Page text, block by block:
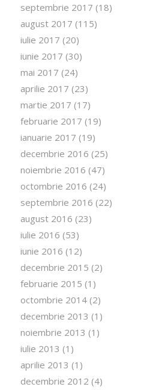
septembrie 2017 (18)
august 2017 (115)
iulie 2017 (20)
iunie 2017 (30)
mai 2017 (24)
aprilie 2017 (23)
martie 2017 (17)
februarie 2017 (19)
ianuarie 2017 (19)
decembrie 2016 (25)
noiembrie 2016 (47)
octombrie 2016 (24)
septembrie 2016 (22)
august 2016 (23)
iulie 2016 (53)
iunie 2016 (12)
decembrie 2015 (2)
februarie 2015 (1)
octombrie 2014(2)
decembrie 2013 (1)
noiembrie 2013 (1)
iulie 2013 (1)
aprilie 2013 (1)
decembrie 2012 (4)